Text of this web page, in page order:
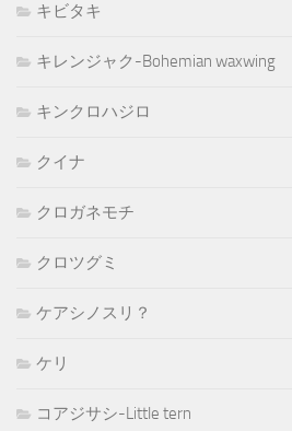
キビタキ
キレンジャク-Bohemian waxwing
キンクロハジロ
クイナ
クロガネモチ
クロツグミ
ケアシノスリ？
ケリ
コアジサシ-Little tern